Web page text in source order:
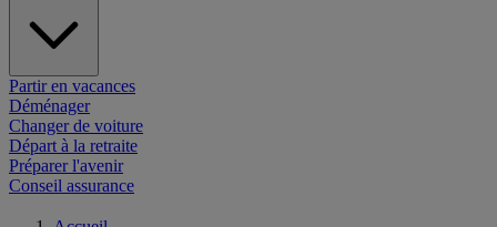
Partir en vacances
Déménager
Changer de voiture
Départ à la retraite
Préparer l'avenir
Conseil assurance